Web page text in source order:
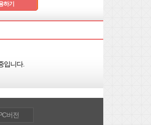
하기
입니다.
버전